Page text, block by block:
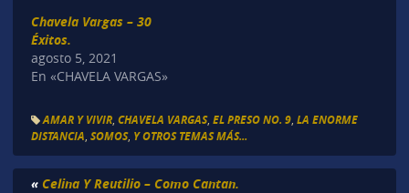
Chavela Vargas – 30
Éxitos.
agosto 5, 2021
En «CHAVELA VARGAS»
AMAR Y VIVIR, CHAVELA VARGAS, EL PRESO NO. 9, LA ENORME
DISTANCIA SOMOS, Y OTROS TEMAS MÁS...
« Celina Y Reutilio – Como Cantan.